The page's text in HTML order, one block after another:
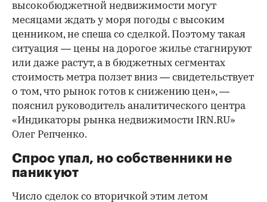
высокобюджетной недвижимости могут
месяцами ждать у моря погоды с высоким
ценником, не спеша со сделкой. Поэтому такая
ситуация — цены на дорогое жилье стагнируют
или даже растут, а в бюджетных сегментах
стоимость метра ползет вниз — свидетельствует
о том, что рынок готов к снижению цен», —
пояснил руководитель аналитического центра
«Индикаторы рынка недвижимости IRN.RU»
Олег Репченко.
Спрос упал, но собственники не
паникуют
Число сделок со вторичкой этим летом